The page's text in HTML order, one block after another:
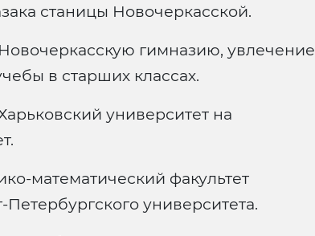
станицы Новочеркасской.
гимназию, увлечение
в старших классах.
университет на
математический факультет
университета.